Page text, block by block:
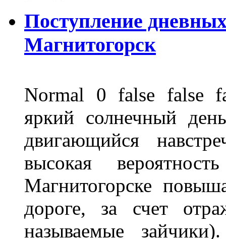
Поступление
Магнитогорск
Normal 0 false false
яркий солнечный
двигающийся
высокая
Магнитогорске
дороге, за счет
называемые